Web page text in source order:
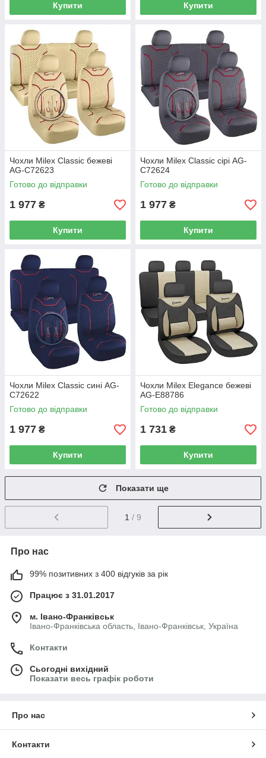
Купити Купити
Чохли Milex Classic бежеві
AG-C72623
Готово до відправки
1 977 ₴
Купити
Чохли Milex Classic сірі AG-
C72624
Готово до відправки
1 977 ₴
Купити
Чохли Milex Classic сині AG-
C72622
Готово до відправки
1 977 ₴
Купити
Чохли Milex Elegance бежеві
AG-E88786
Готово до відправки
1 731 ₴
Купити
Показати ще
1 / 9
Про нас
99% позитивних з 400 відгуків за рік
Працює з 31.01.2017
м. Івано-Франківськ
Івано-Франківська область, Івано-Франківськ, Україна
Контакти
Сьогодні вихідний
Показати весь графік роботи
Про нас
Контакти